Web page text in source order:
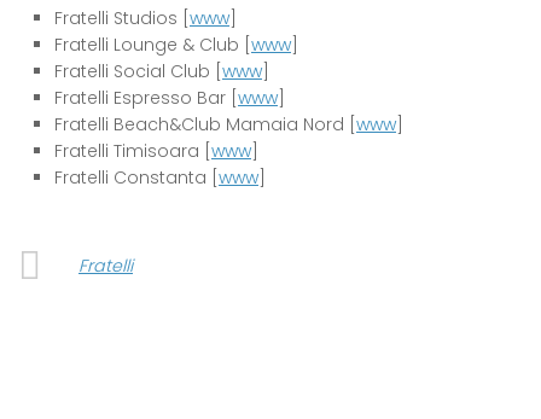
Fratelli Studios [www]
Fratelli Lounge & Club [www]
Fratelli Social Club [www]
Fratelli Espresso Bar [www]
Fratelli Beach&Club Mamaia Nord [www]
Fratelli Timisoara [www]
Fratelli Constanta [www]
Fratelli